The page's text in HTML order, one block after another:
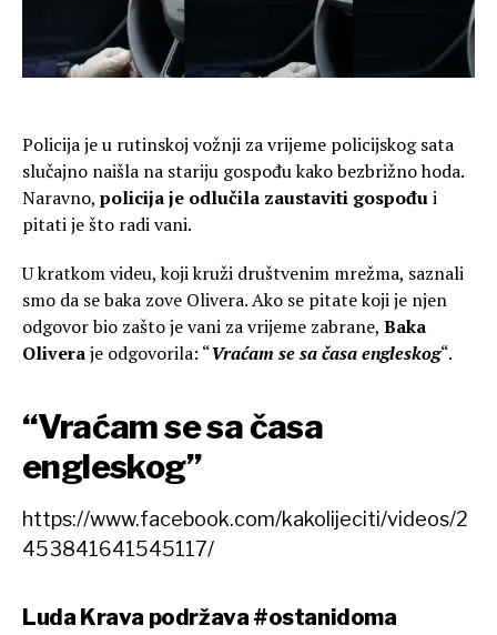
Policija je u rutinskoj vožnji za vrijeme policijskog sata
slučajno naišla na stariju gospođu kako bezbrižno hoda.
Naravno, policija je odlučila zaustaviti gospođui
pitati je što radi vani.
U kratkom videu, koji kruži društvenim mrežma, saznali
smo da se baka zove Olivera. Ako se pitate koji je njen
odgovor bio zašto je vani za vrijeme zabrane, Baka
Oliveraje odgovorila: “Vraćam se sa časa engleskog“.
“Vraćam se sa časa
engleskog”
https://www.facebook.com/kakolijeciti/videos/2
453841641545117/
Luda Krava podržava #ostanidoma